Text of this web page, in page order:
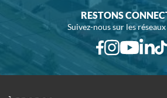
RESTONS
Suivez-nous sur les